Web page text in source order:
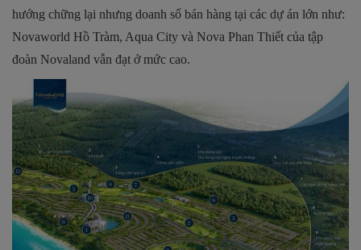
hướng chững lại nhưng doanh số bán hàng tại các dự án lớn như:
Novaworld Hồ Tràm, Aqua City và Nova Phan Thiết của tập
đoàn Novaland vẫn đạt ở mức cao.